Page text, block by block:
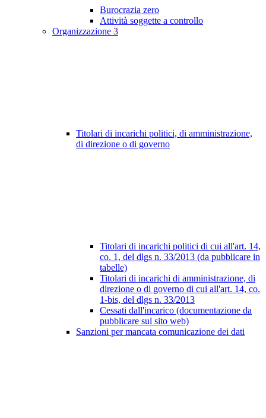
Burocrazia zero
Attività soggette a controllo
Organizzazione 3
Titolari di incarichi politici, di amministrazione,
di direzione o di governo
Titolari di incarichi politici di cui all'art. 14,
co. 1, del dlgs n. 33/2013 (da pubblicare in
tabelle)
Titolari di incarichi di amministrazione, di
direzione o di governo di cui all'art. 14, co.
1-bis, del dlgs n. 33/2013
Cessati dall'incarico (documentazione da
pubblicare sul sito web)
Sanzioni per mancata comunicazione dei dati